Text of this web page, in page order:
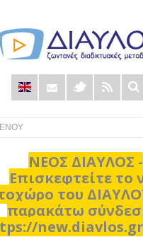
ΝΕΟΣ ΔΙΑΥΛΟΣ -
Επισκεφτείτε το
του
παρακάτω